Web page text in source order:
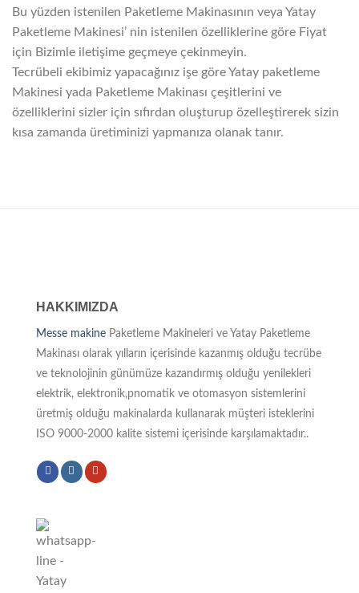
Bu yüzden istenilen Paketleme Makinasının veya Yatay
Paketleme Makinesi’ nin istenilen özelliklerine göre Fiyat
için Bizimle iletişime geçmeye çekinmeyin.
Tecrübeli ekibimiz yapacağınız işe göre Yatay paketleme
Makinesi yada Paketleme Makinası çeşitlerini ve
özelliklerini sizler için sıfırdan oluşturup özelleştirerek sizin
kısa zamanda üretiminizi yapmanıza olanak tanır.
HAKKIMIZDA
Messe makine Paketleme Makineleri ve Yatay Paketleme
Makinası olarak yılların içerisinde kazanmış olduğu tecrübe
ve teknolojinin günümüze kazandırmış olduğu yenilekleri
elektrik, elektronik,pnomatik ve otomasyon sistemlerini
üretmiş olduğu makinalarda kullanarak müşteri isteklerini
ISO 9000-2000 kalite sistemi içerisinde karşılamaktadır..